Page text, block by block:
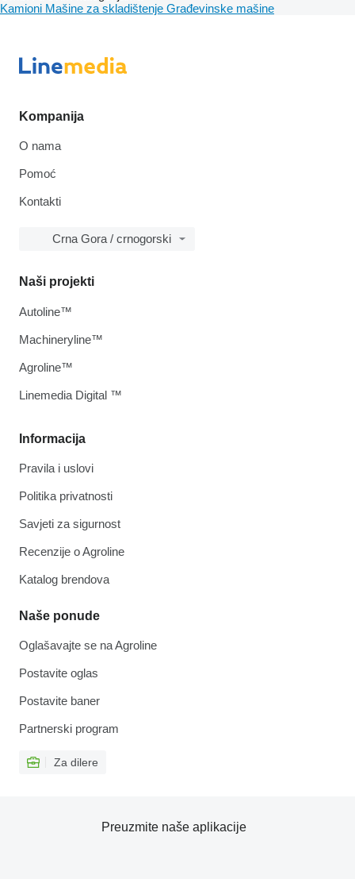
Kamioni Mašine za skladištenje Građevinske mašine
Kompanija
O nama
Pomoć
Kontakti
Crna Gora / crnogorski
Informacija
Pravila i uslovi
Politika privatnosti
Savjeti za sigurnost
Recenzije o Agroline
Katalog brendova
Naše ponude
Oglašavajte se na Agroline
Postavite oglas
Postavite baner
Partnerski program
Za dilere
Naši projekti
Autoline™
Machineryline™
Agroline™
Linemedia Digital ™
Preuzmite naše aplikacije